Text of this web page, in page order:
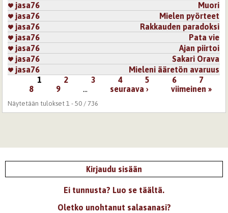
jasa76
Muori
jasa76
Mielen pyörteet
jasa76
Rakkauden paradoksi
jasa76
Pata vie
jasa76
Ajan piirtoi
jasa76
Sakari Orava
jasa76
Mieleni ääretön avaruus
1 2 3 4 5 6
7
8
9 … seuraava › viimeinen »
Näytetään tulokset 1 - 50 / 736
Kirjaudu sisään
Ei tunnusta? Luo se täältä.
Oletko unohtanut salasanasi?